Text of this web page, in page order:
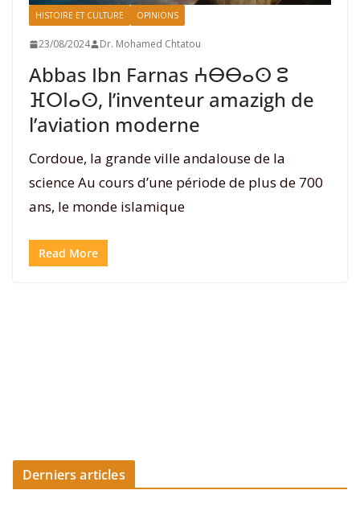
HISTOIRE ET CULTURE OPINIONS
23/08/2024 Dr. Mohamed Chtatou
Abbas Ibn Farnas ⵄⴱⴱⴰⵙ ⵓ
ⴼⵔⵏⴰⵙ, l’inventeur amazigh de
l’aviation moderne
Cordoue, la grande ville andalouse de la
science Au cours d’une période de plus de 700
ans, le monde islamique
Read More
Derniers articles